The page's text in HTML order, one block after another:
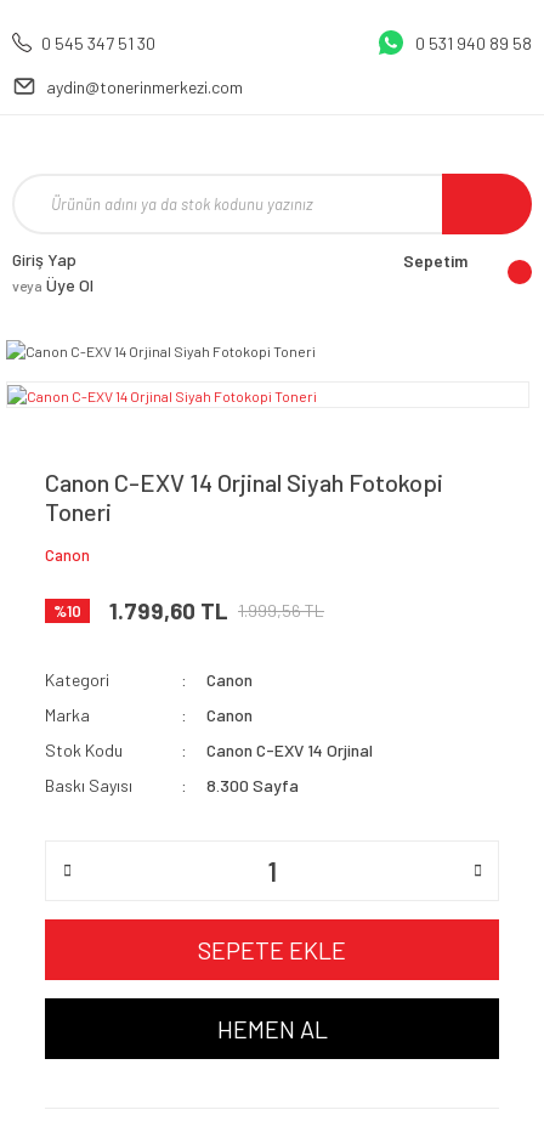
0 545 347 51 30 0 531 940 89 58
aydin@tonerinmerkezi.com
Giriş Yap
veya Üye Ol
Sepetim
Canon C-EXV 14 Orjinal Siyah Fotokopi
Toneri
Canon
%10 1.799,60 TL 1.999,56 TL
Kategori
Canon
Marka
Canon
Stok Kodu
Canon C-EXV 14 Orjinal
Baskı Sayısı
8.300 Sayfa
SEPETE EKLE
HEMEN AL